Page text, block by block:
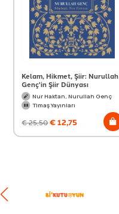
Kelam, Hikmet, Şiir: Nurullah
Genç'in Şiir Dünyası
Nur Haktan, Nurullah Genç
Timaş Yayınları
€25,50€12,75